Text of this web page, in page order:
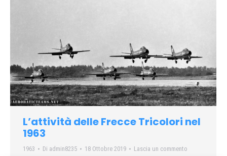
L’attività delle Frecce Tricolori nel
1963
1963 Di admin8235 18 Ottobre 2019 Lascia un commento